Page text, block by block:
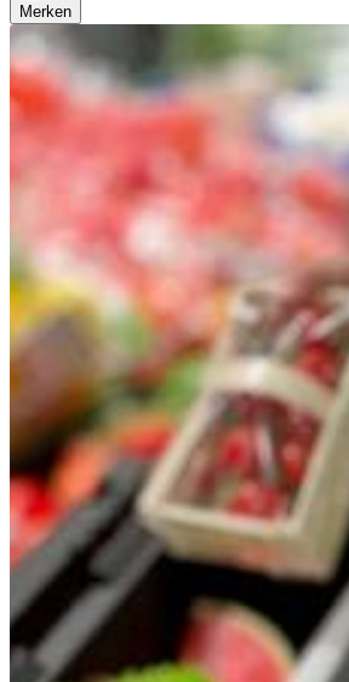
Merken